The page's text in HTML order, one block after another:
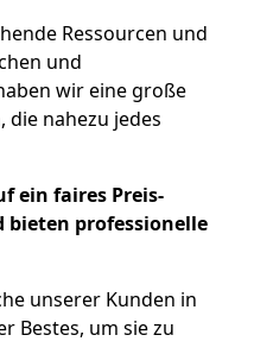
Ressourcen und
und
wir eine große
die nahezu jedes
ein faires Preis-
bieten professionelle
unserer Kunden in
Bestes, um sie zu